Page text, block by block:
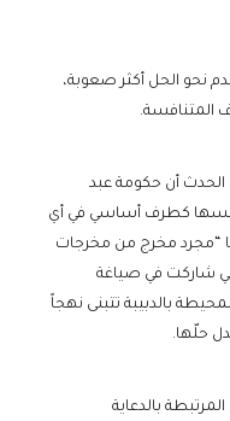
نحو الحل أكثر صعوبة،
المتنافسة.
الحدث أن حكومة عبد
نفسها كطرف أساسي في أي
“مجرد مخرج من مخرجات
شاركت في صياغة
بالدبيبة تتبنى نهجاً
حلّها.
بالدعاية